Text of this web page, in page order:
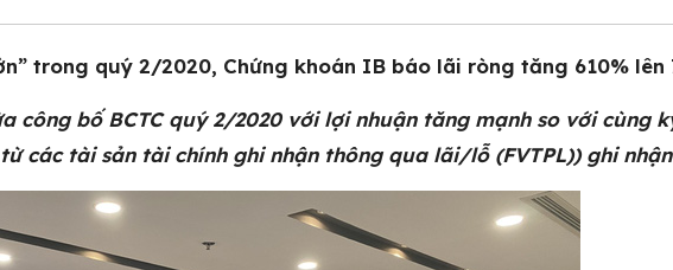
trong quý 2/2020, Chứng khoán IB báo lãi ròng tăng 610% lên
công bố BCTC quý 2/2020 với lợi nhuận tăng mạnh so với cùng
các tài sản tài chính ghi nhận thông qua lãi/lỗ (FVTPL)) ghi